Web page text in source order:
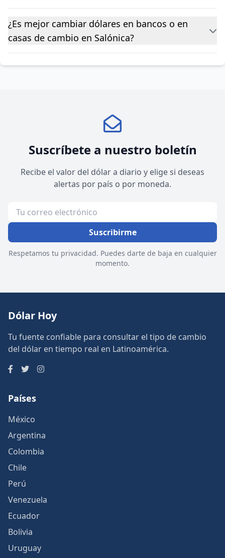
¿Es mejor cambiar dólares en bancos o en
casas de cambio en Salónica?
Suscríbete a nuestro boletín
Recibe el valor del dólar a diario y elige si deseas
alertas por país o por moneda.
Suscribirme
Respetamos tu privacidad. Puedes darte de baja en cualquier
momento.
Dólar Hoy
Tu fuente confiable para consultar el tipo de cambio
del dólar en tiempo real en Latinoamérica.
Países
México
Argentina
Colombia
Chile
Perú
Venezuela
Ecuador
Bolivia
Uruguay